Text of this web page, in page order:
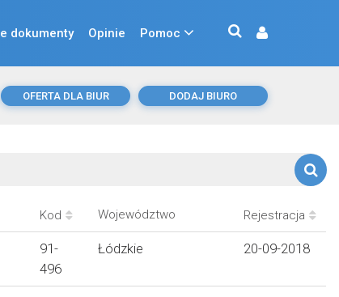
dokumenty Opinie Pomoc
OFERTA DLA BIUR DODAJ BIURO
Kod Województwo Rejestracja
91-
496
Łódzkie 20-09-2018